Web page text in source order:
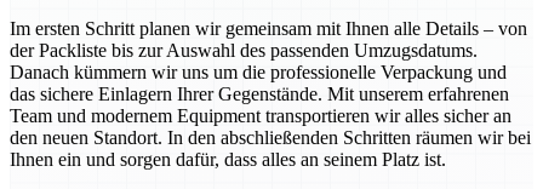
Im ersten Schritt planen wir gemeinsam mit Ihnen alle Details – von
der Packliste bis zur Auswahl des passenden Umzugsdatums.
Danach kümmern wir uns um die professionelle Verpackung und
das sichere Einlagern Ihrer Gegenstände. Mit unserem erfahrenen
Team und modernem Equipment transportieren wir alles sicher an
den neuen Standort. In den abschließenden Schritten räumen wir bei
Ihnen ein und sorgen dafür, dass alles an seinem Platz ist.